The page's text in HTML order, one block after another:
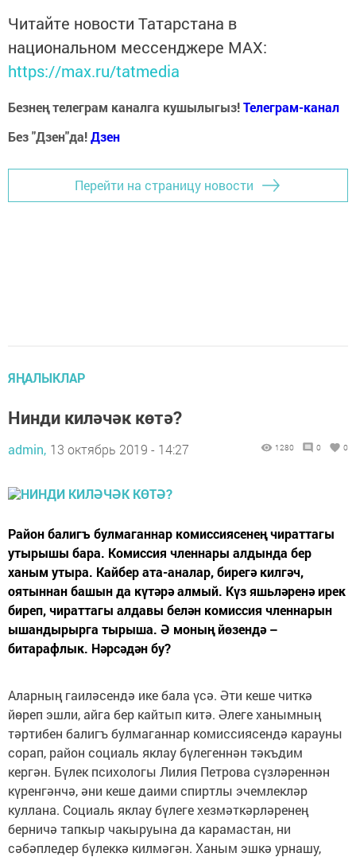
Читайте новости Татарстана в
национальном мессенджере MАХ:
https://max.ru/tatmedia
Безнең телеграм каналга кушылыгыз!Телеграм-канал
Без "Дзен"да!Дзен
Перейти на страницу новости
ЯҢАЛЫКЛАР
Нинди киләчәк көтә?
admin, 13 октябрь 2019 - 14:27 1280 0 0
Район балигъ булмаганнар комиссиясенең чираттагы
утырышы бара. Комиссия членнары алдында бер
ханым утыра. Кайбер ата-аналар, бирегә килгәч,
оятыннан башын да күтәрә алмый. Күз яшьләренә ирек
биреп, чираттагы алдавы белән комиссия членнарын
ышандырырга тырыша. Ә моның йөзендә –
битарафлык. Нәрсәдән бу?
Аларның гаиләсендә ике бала үсә. Әти кеше читкә
йөреп эшли, айга бер кайтып китә. Әлеге ханымның
тәртибен балигъ булмаганнар комиссиясендә карауны
сорап, район социаль яклау бүлегеннән тәкъдим
кергән. Бүлек психологы Лилия Петрова сүзләреннән
күренгәнчә, әни кеше даими спиртлы эчемлекләр
куллана. Социаль яклау бүлеге хезмәткәрләренең
берничә тапкыр чакыруына да карамастан, ни
сәбәпледер бүлеккә килмәгән. Ханым эшкә урнашу,